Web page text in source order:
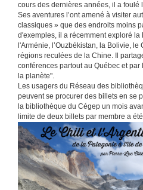
cours des dernières années, il a
Ses aventures l’ont amené à visiter
classiques » que des endroits moins
d'exemples, il a récemment exploré la
l'Arménie, l’Ouzbékistan, la Bolivie,
régions reculées de la Chine. Il
conférences partout au Québec et
la planète".
Les usagers du Réseau des
peuvent se procurer des billets en se
la bibliothèque du Cégep un mois
limite de deux billets par membre a